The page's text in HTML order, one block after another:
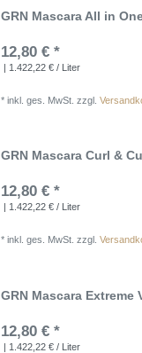
GRN Mascara All in
12,80 € *
| 1.422,22 € / Liter
*inkl. ges. MwSt. zzgl.
GRN Mascara Curl &
12,80 € *
| 1.422,22 € / Liter
*inkl. ges. MwSt. zzgl.
GRN Mascara Extreme
12,80 € *
| 1.422,22 € / Liter